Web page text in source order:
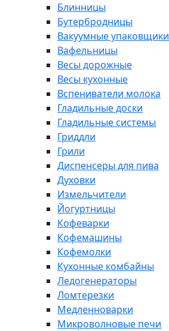
Блинницы
Бутербродницы
Вакуумные упаковщики
Вафельницы
Весы дорожные
Весы кухонные
Вспениватели молока
Гладильные доски
Гладильные системы
Гриддли
Грили
Диспенсеры для пива
Духовки
Измельчители
Йогуртницы
Кофеварки
Кофемашины
Кофемолки
Кухонные комбайны
Ледогенераторы
Ломтерезки
Медленноварки
Микроволновые печи